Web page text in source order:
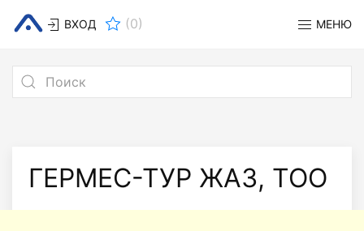
ВХОД (0) МЕНЮ
ГЕРМЕС-ТУР ЖАЗ, ТОО